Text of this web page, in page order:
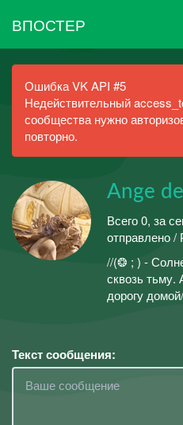
ВПОСТЕР
Ошибка VK API #5
Недействительный
сообщества нужно
повторно.
Ange
Всего 0, за
отправлено /
//(❂ ; ) -
сквозь тьму.
дорогу
Текст сообщения: